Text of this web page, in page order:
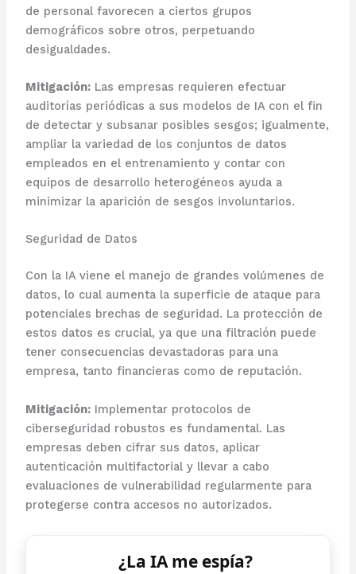
de personal favorecen a ciertos grupos
demográficos sobre otros, perpetuando
desigualdades.
Mitigación:Las empresas requieren efectuar
auditorías periódicas a sus modelos de IA con el fin
de detectar y subsanar posibles sesgos; igualmente,
ampliar la variedad de los conjuntos de datos
empleados en el entrenamiento y contar con
equipos de desarrollo heterogéneos ayuda a
minimizar la aparición de sesgos involuntarios.
Seguridad de Datos
Con la IA viene el manejo de grandes volúmenes de
datos, lo cual aumenta la superficie de ataque para
potenciales brechas de seguridad. La protección de
estos datos es crucial, ya que una filtración puede
tener consecuencias devastadoras para una
empresa, tanto financieras como de reputación.
Mitigación:Implementar protocolos de
ciberseguridad robustos es fundamental. Las
empresas deben cifrar sus datos, aplicar
autenticación multifactorial y llevar a cabo
evaluaciones de vulnerabilidad regularmente para
protegerse contra accesos no autorizados.
¿La IA me espía?